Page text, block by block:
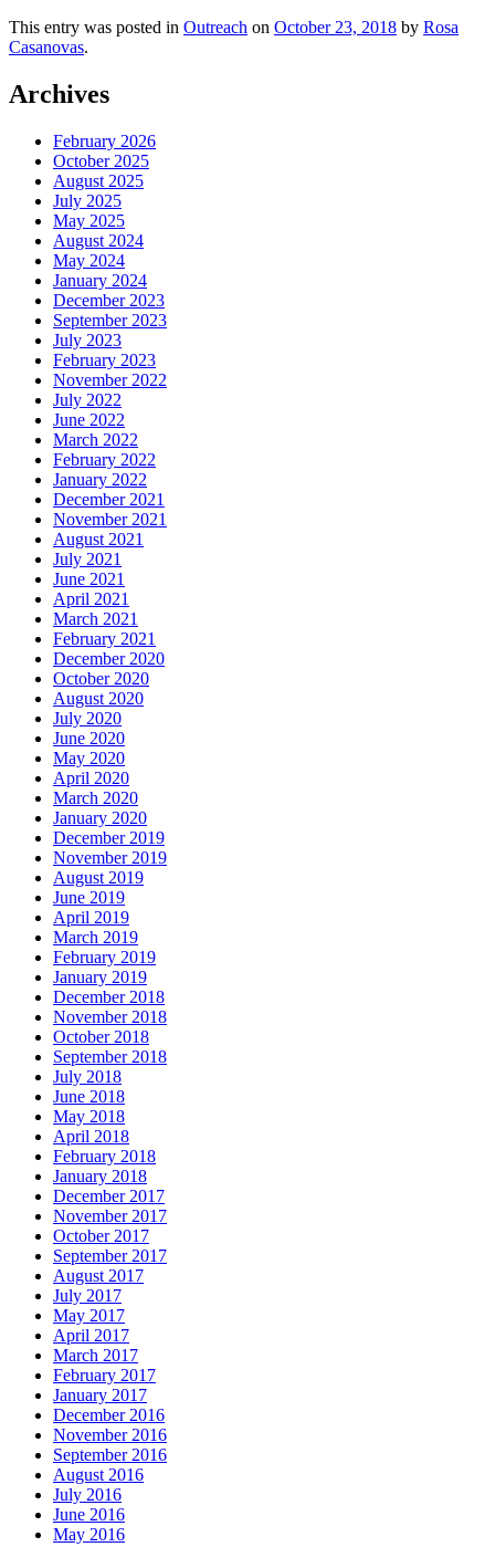
This entry was posted in Outreach on October 23, 2018 by Rosa
Casanovas.
Archives
February 2026
October 2025
August 2025
July 2025
May 2025
August 2024
May 2024
January 2024
December 2023
September 2023
July 2023
February 2023
November 2022
July 2022
June 2022
March 2022
February 2022
January 2022
December 2021
November 2021
August 2021
July 2021
June 2021
April 2021
March 2021
February 2021
December 2020
October 2020
August 2020
July 2020
June 2020
May 2020
April 2020
March 2020
January 2020
December 2019
November 2019
August 2019
June 2019
April 2019
March 2019
February 2019
January 2019
December 2018
November 2018
October 2018
September 2018
July 2018
June 2018
May 2018
April 2018
February 2018
January 2018
December 2017
November 2017
October 2017
September 2017
August 2017
July 2017
May 2017
April 2017
March 2017
February 2017
January 2017
December 2016
November 2016
September 2016
August 2016
July 2016
June 2016
May 2016